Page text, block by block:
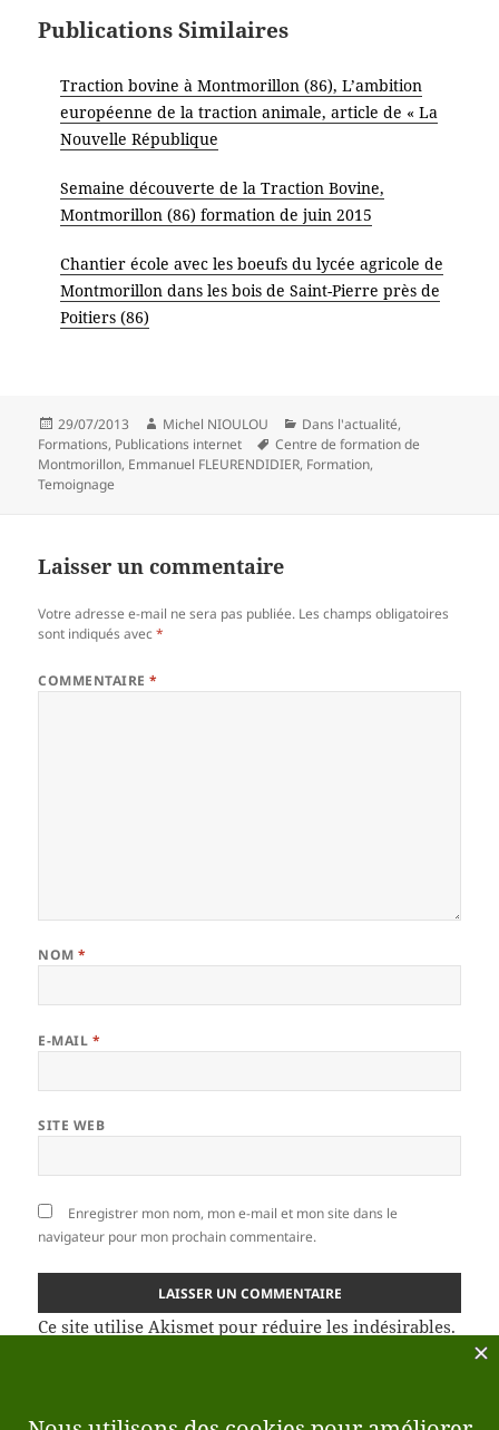
Publications Similaires
Traction bovine à Montmorillon (86), L’ambition
européenne de la traction animale, article de « La
Nouvelle République
Semaine découverte de la Traction Bovine,
Montmorillon (86) formation de juin 2015
Chantier école avec les boeufs du lycée agricole de
Montmorillon dans les bois de Saint-Pierre près de
Poitiers (86)
Publié
le
29/07/2013 Auteur
Michel NIOULOU Catégories
Dans l'actualité,
Formations, Publications internet
Mots-
clés
Centre de formation de
Montmorillon, Emmanuel FLEURENDIDIER, Formation,
Temoignage
Laisser un commentaire
Votre adresse e-mail ne sera pas publiée. Les champs obligatoires
sont indiqués avec*
COMMENTAIRE*
NOM*
E-MAIL *
SITE WEB
Enregistrer mon nom, mon e-mail et mon site dans le
navigateur pour mon prochain commentaire.
Ce site utilise Akismet pour réduire les indésirables.